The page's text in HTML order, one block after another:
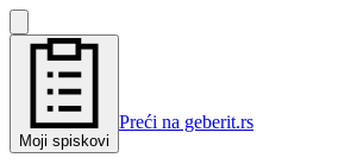
Moji spiskovi
Preći na geberit.rs